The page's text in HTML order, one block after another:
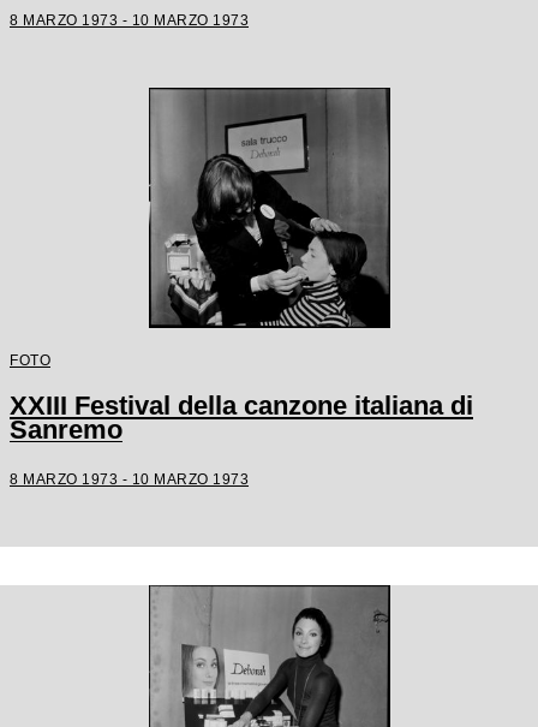
8 MARZO 1973 - 10 MARZO 1973
FOTO
XXIII Festival della canzone italiana di
Sanremo
8 MARZO 1973 - 10 MARZO 1973